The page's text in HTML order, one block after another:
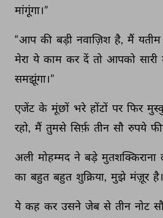
मांगूंगा।”
“आप की बड़ी नवाज़िश है, मैं यतीम
मेरा ये काम कर दें तो आपको सारी
समझूंगा।”
एजेंट के मूंछों भरे होंटों पर फिर
रहो, मैं तुमसे सिर्फ़ तीन सौ रुपये
अली मोहम्मद ने बड़े मुतशक्किराना
का बहुत बहुत शुक्रिया, मुझे मंज़ूर
ये कह कर उसने जेब से तीन नोट